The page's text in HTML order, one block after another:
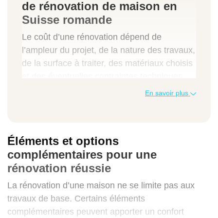
de rénovation de maison en
Suisse romande
Le coût d’une rénovation dépend de
l’ampleur du projet, de la nature des travaux,
de la surface à traiter, des matériaux choisis
En Suisse romande, les prix varient
Type de prestation
Prix total moyen (CHF)
En savoir plus
Éléments et options
complémentaires pour une
rénovation réussie
La rénovation d’une maison ne se limite pas aux
travaux de base. Certains éléments
complémentaires peuvent apporter un confort